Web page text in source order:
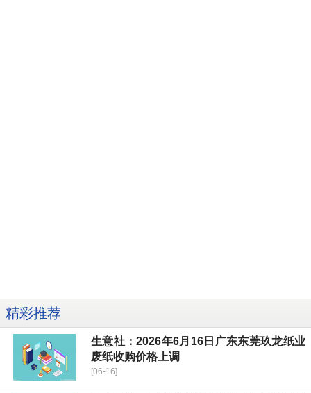
精彩推荐
生意社：2026年6月16日广东东莞玖龙纸业
废纸收购价格上调
[06-16]